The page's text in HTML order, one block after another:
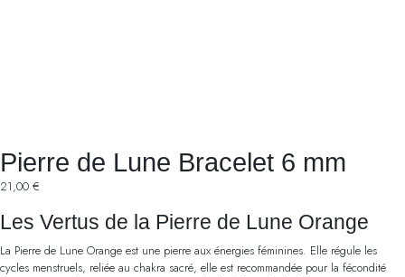
Pierre de Lune Bracelet 6 mm
21,00 €
Les Vertus de la Pierre de Lune Orange
La Pierre de Lune Orange est une pierre aux énergies féminines. Elle régule les
cycles menstruels, reliée au chakra sacré, elle est recommandée pour la fécondité